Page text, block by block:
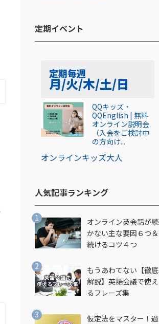
定期イベント​
定期毎週
月/火/木/土/日
オンラインキッズ大人
QQキッズ・
QQEnglish | 無料
オンライン説明会
（入会をご検討中
の方向け...
人気記事ランキング​
オンライン英会話が続
かない主な要因６つ＆
続けるコツ４つ
もうあわてない【徹底
解説】英語会議で使え
るフレーズ集
仮定法をマスター！過